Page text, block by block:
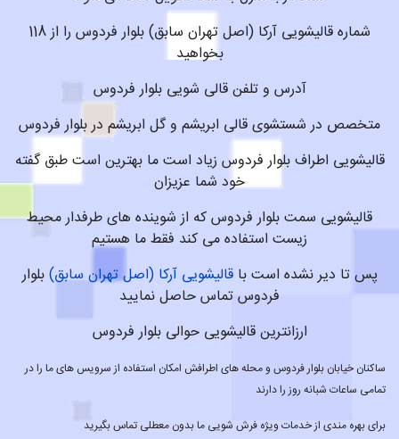
شماره قالیشویی آرکا (اصل تهران سابق) بلوار فردوس را از 118
بخواهید
آدرس و تلفن قالی شویی بلوار فردوس
متخصص در شستشوی قالی ابریشم و گل ابریشم در بلوار فردوس
قالیشویی اطراف بلوار فردوس زیاد است ما بهترین است طبق گفته
خود شما عزیزان
قالیشویی سمت بلوار فردوس که از شوینده های طرفدار محیط
زیست استفاده می کند فقط ما هستیم
پس تا دیر نشده است باقالیشویی آرکا (اصل تهران سابق)بلوار
فردوس تماس حاصل نمایید
ارزانترین قالیشویی حوالی بلوار فردوس
ساکنان خیابان بلوار فردوس و محله های اطرافش امکان استفاده از سرویس های ما را در
تمامی ساعات شبانه روز را دارند
برای بهره مندی از خدمات ویژه فرش شویی ما بدون معطلی تماس بگیرید